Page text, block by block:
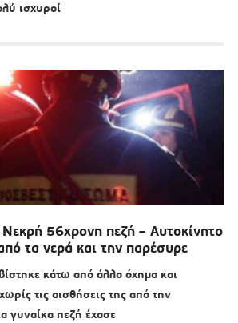
ισχυροί
56χρονη πεζή – Αυτοκίνητο
τα νερά και την παρέσυρε
κάτω από άλλο όχημα και
τις αισθήσεις της από την
γυναίκα πεζή έχασε